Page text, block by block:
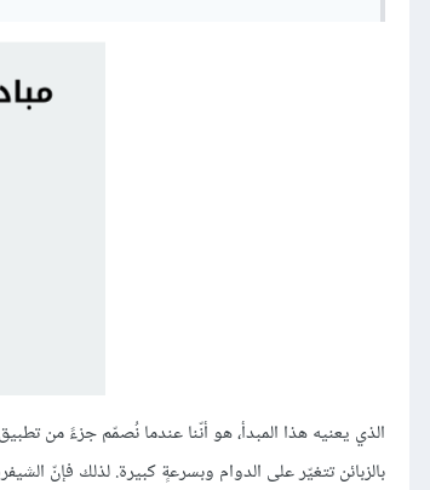
الذي يعنيه هذا المبدأ، هو أنّنا عندما نُصمّم جزءً من
بالزبائن تتغيّر على الدوام وبسرعةٍ كبيرة. لذلك فإنّ